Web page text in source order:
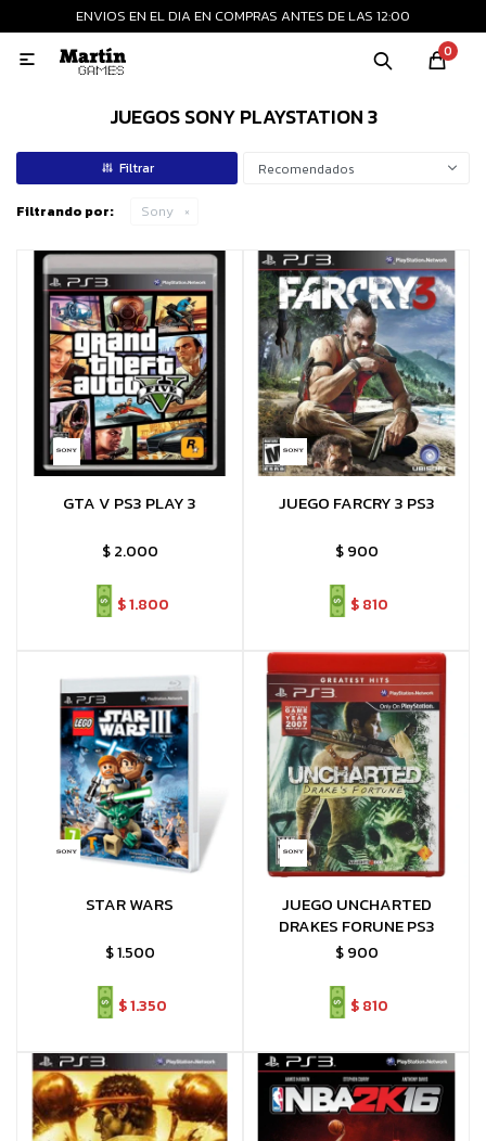
ENVIOS EN EL DIA EN COMPRAS ANTES DE LAS 12:00
0

JUEGOS SONY PLAYSTATION 3
Recomendados
Filtrando por: Sony
GTA V PS3 PLAY 3
$ 2.000
$1.800
JUEGO FARCRY 3 PS3
$ 900
$810
STAR WARS
$1.500
$1.350
JUEGO UNCHARTED
DRAKES FORUNE PS3
$ 900
$810
MI CUENTA
Consolas nuevas
Consolas recertificadas
Juegos
Accesorios